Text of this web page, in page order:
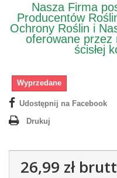
Nasza Firma
Producentów
Ochrony Roślin i
oferowane przez
ścisłej
Wyprzedane
Udostępnij na Facebook
Drukuj
26,99 zł